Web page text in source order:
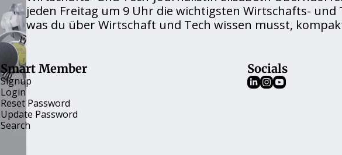
jeden Freitag um 9 Uhr die wichtigsten Wirtschafts- und
was du über Wirtschaft und Tech wissen musst,
Smart Member
Signup
Login
Reset Password
Update Password
Search
Socials